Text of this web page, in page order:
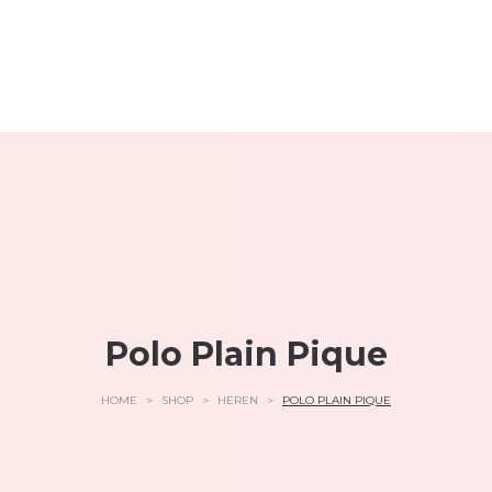
Polo Plain Pique
HOME > SHOP > HEREN > POLO PLAIN PIQUE